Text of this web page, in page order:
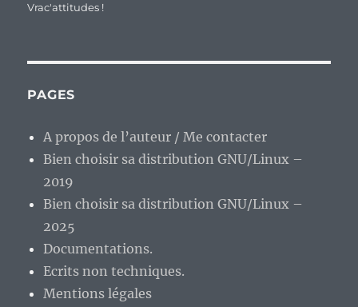
Vrac'attitudes !
PAGES
A propos de l’auteur / Me contacter
Bien choisir sa distribution GNU/Linux –
2019
Bien choisir sa distribution GNU/Linux –
2025
Documentations.
Ecrits non techniques.
Mentions légales